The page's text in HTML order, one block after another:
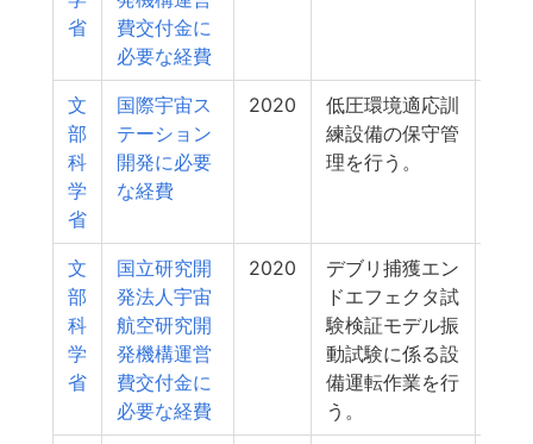
省
費交付金に
必要な経費
文
部
科
学
省
国際宇宙ス
テーション
開発に必要
な経費
2020
低圧環境適応訓
練設備の保守管
理を行う。
文
部
科
学
省
国立研究開
発法人宇宙
航空研究開
発機構運営
費交付金に
必要な経費
2020
デブリ捕獲エン
ドエフェクタ試
験検証モデル振
動試験に係る設
備運転作業を行
う。